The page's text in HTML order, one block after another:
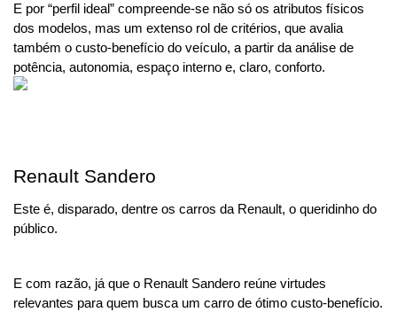
E por “perfil ideal” compreende-se não só os atributos físicos
dos modelos, mas um extenso rol de critérios, que avalia
também o custo-benefício do veículo, a partir da análise de
potência, autonomia, espaço interno e, claro, conforto.
Renault Sandero
Este é, disparado, dentre os carros da Renault, o queridinho do
público.
E com razão, já que o Renault Sandero reúne virtudes
relevantes para quem busca um carro de ótimo custo-benefício.